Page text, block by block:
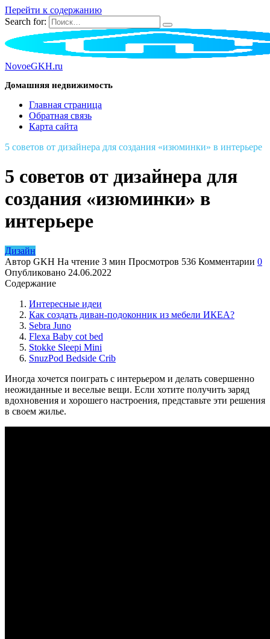
Перейти к содержанию
Search for:
NovoeGKH.ru
Домашняя недвижимость
Главная страница
Обратная связь
Карта сайта
5 советов от дизайнера для создания «изюминки» в интерьере
5 советов от дизайнера для
создания «изюминки» в
интерьере
Дизайн
Автор GKH На чтение 3 мин Просмотров 536 Комментарии 0
Опубликовано 24.06.2022
Содержание
Интересные идеи
Как создать диван-подоконник из мебели ИКЕА?
Sebra Juno
Flexa Baby cot bed
Stokke Sleepi Mini
SnuzPod Bedside Crib
Иногда хочется поиграть с интерьером и делать совершенно
неожиданные и веселые вещи. Если хотите получить заряд
вдохновения и хорошего настроения, представьте эти решения
в своем жилье.